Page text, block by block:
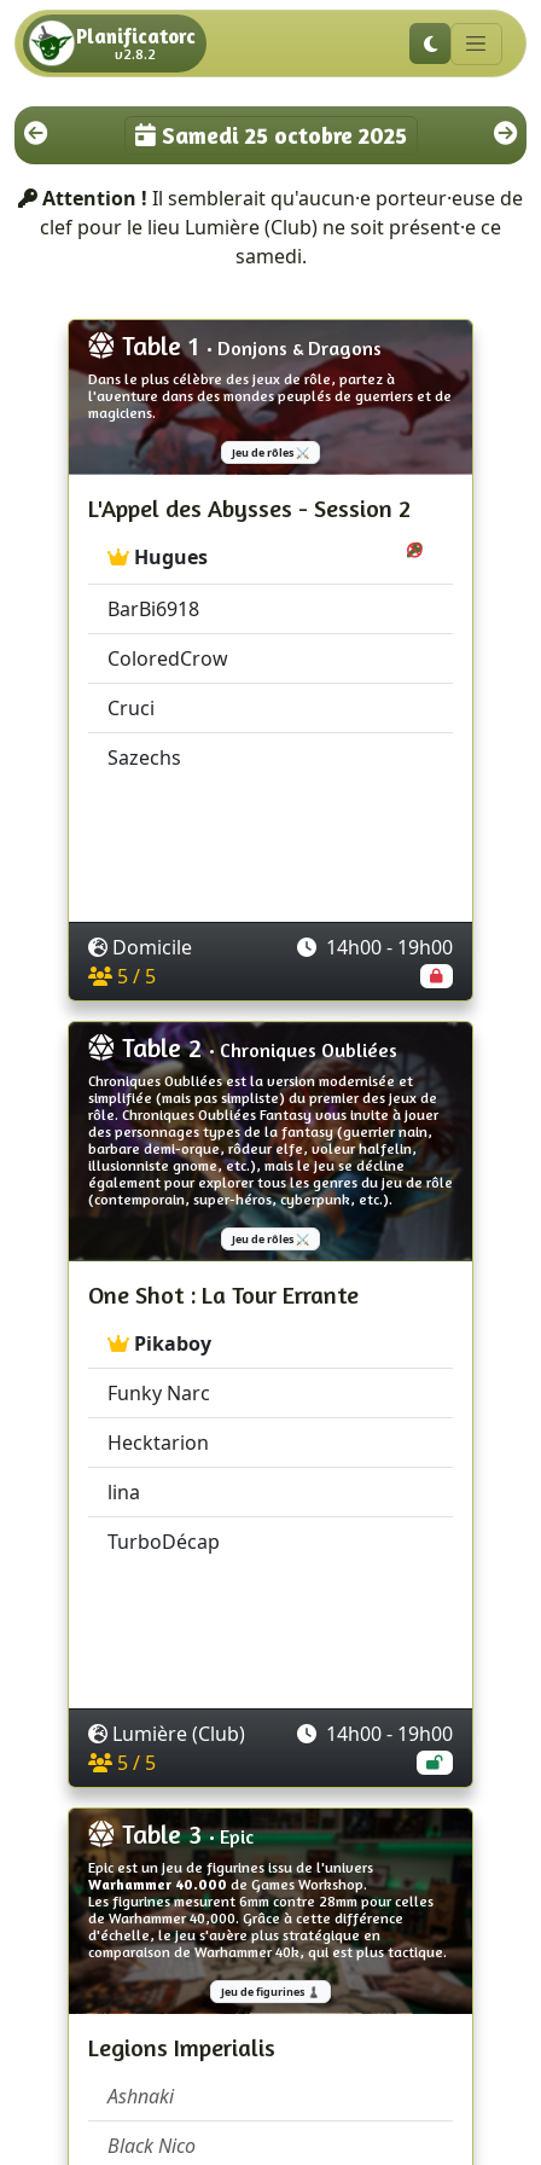
Planificatorc
v2.8.2
Samedi 25 octobre 2025
Attention ! Il semblerait qu'aucun·e porteur·euse de
clef pour le lieu Lumière (Club) ne soit présent·e ce
samedi.
Table 1 • Donjons & Dragons
Dans le plus célèbre des jeux de rôle, partez à
l'aventure dans des mondes peuplés de guerriers et de
magiciens.
Jeu de rôles ⚔️
L'Appel des Abysses - Session 2
Hugues
BarBi6918
ColoredCrow
Cruci
Sazechs
Domicile
14h00 - 19h00
5 / 5
Table 2• Chroniques Oubliées
Chroniques Oubliées est la version modernisée et
simplifiée (mais pas simpliste) du premier des jeux de
rôle. Chroniques Oubliées Fantasy vous invite à jouer
des personnages types de la fantasy (guerrier nain,
barbare demi-orque, rôdeur elfe, voleur halfelin,
illusionniste gnome, etc.), mais le jeu se décline
également pour explorer tous les genres du jeu de rôle
(contemporain, super-héros, cyberpunk, etc.).
Jeu de rôles ⚔️
One Shot : La Tour Errante
Pikaboy
Funky Narc
Hecktarion
lina
TurboDécap
Lumière (Club)
14h00 - 19h00
5 / 5
Table 3• Epic
Epic est un jeu de figurines issu de l'univers
Warhammer 40.000 de Games Workshop.
Les figurines mesurent 6mm contre 28mm pour celles
de Warhammer 40,000. Grâce à cette différence
d'échelle, le jeu s'avère plus stratégique en
comparaison de Warhammer 40k, qui est plus tactique.
Jeu de figurines ♟️
Legions Imperialis
Ashnaki
Black Nico